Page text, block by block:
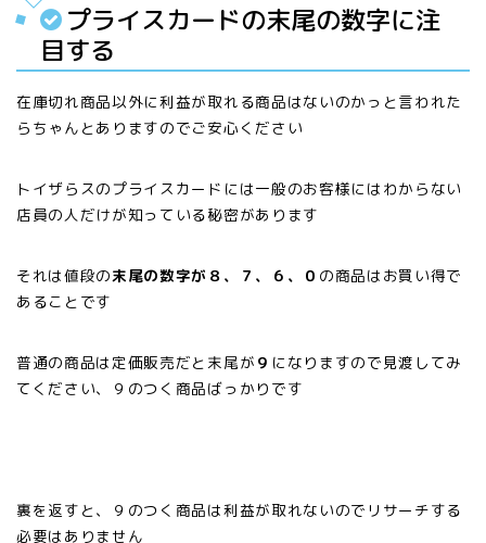
プライスカードの末尾の数字に注
目する
在庫切れ商品以外に利益が取れる商品はないのかっと言われた
らちゃんとありますのでご安心ください
トイザらスのプライスカードには一般のお客様にはわからない
店員の人だけが知っている秘密があります
それは値段の末尾の数字が８、７、６、０ の商品はお買い得で
あることです
普通の商品は定価販売だと末尾が ９ になりますので見渡してみ
てください、９のつく商品ばっかりです
裏を返すと、９のつく商品は利益が取れないのでリサーチする
必要はありません